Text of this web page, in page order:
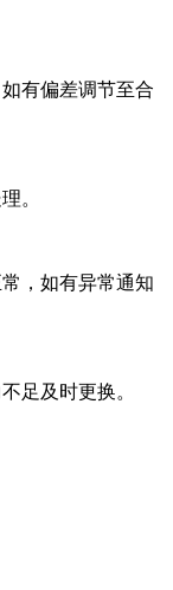
有偏差调节至合
。
，如有异常通知
足及时更换。